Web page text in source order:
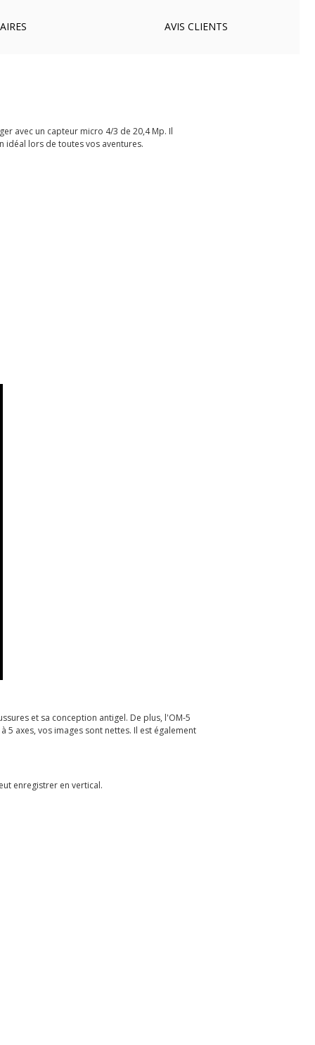
AVIS CLIENTS
avec un capteur micro 4/3 de 20,4 Mp. Il
idéal lors de toutes vos aventures.
et sa conception antigel. De plus, l'OM-5
axes, vos images sont nettes. Il est également
enregistrer en vertical.